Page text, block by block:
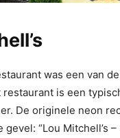
was een van
restaurant is een
De originele neon
gevel: “Lou Mitchell’s